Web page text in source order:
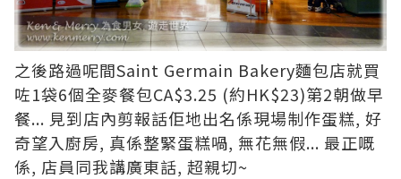
之後路過呢間Saint Germain Bakery麵包店就買
咗1袋6個全麥餐包CA$3.25 (約HK$23)第2朝做早
餐... 見到店內剪報話佢地出名係現場制作蛋糕, 好
奇望入廚房, 真係整緊蛋糕喎, 無花無假... 最正嘅
係, 店員同我講廣東話, 超親切~